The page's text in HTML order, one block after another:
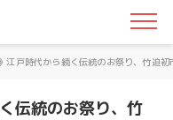
本の子育て世代に役立つお
江戸時代から続く伝統のお祭り、竹迫初
伝統のお祭り、竹